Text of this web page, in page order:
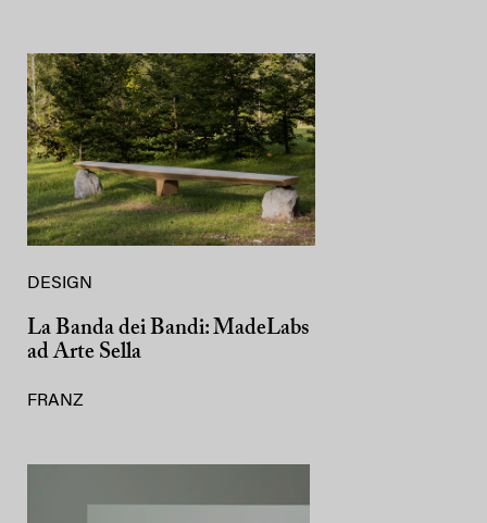
DESIGN
La Banda dei Bandi: MadeLabs
ad Arte Sella
FRANZ